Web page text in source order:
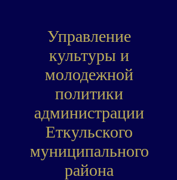
Управление
культуры и
молодежной
политики
администрации
Еткульского
муниципального
района